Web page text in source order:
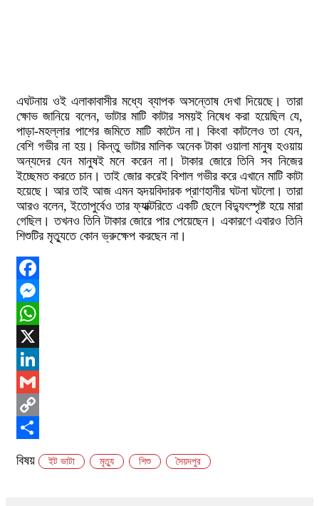
এঘটনায় ওই এলাকাবাসীর মধ্যে ব্যাপক অসন্তোষ দেখা দিয়েছে। তারা
ক্ষোভ জানিয়ে বলেন, ভাটার মাটি কাটার সময়ই নিষেধ করা হয়েছিল যে,
পাড়া-মহল্লার পাশের জমিতে মাটি কাটেন না। কিংবা কাটলেও তা যেন,
বেশি গভীর না হয়। কিন্তু ভাটার মালিক অনেক টাকা ওয়ালা মানুষ হওয়ায়
অন্যদের যেন মানুষই মনে করেন না। টাকার জোরে তিনি সব নিজের
ইচ্ছেমত করতে চান। তাই জোর করেই বিশাল গভীর করে এখানে মাটি কাটা
হয়েছে। আর তাই আজ এমন হৃদয়বিদারক প্রাণহানীর ঘটনা ঘটলো। তারা
আরও বলেন, ইতোপুর্বেও তার ফ্যাক্টরিতে একটি ছেলে বিদ্যুৎস্পৃষ্ট হয়ে মারা
গেছিল। তখনও তিনি টাকার জোরে পার পেয়েছেন। একারণে এবারও তিনি
শিশুটির মৃত্যুতে কোন ভ্রুক্ষেপ করছেন না।
Facebook
Messenger
WhatsApp
X
LinkedIn
Gmail
Copy
Link
Share
বিষয় ইট ভাটা মৃত্যু শিশু সৈয়দপুর